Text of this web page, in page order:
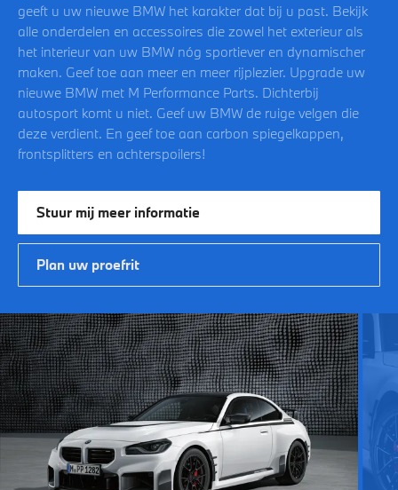
geeft u uw nieuwe BMW het karakter dat bij u past. Bekijk
alle onderdelen en accessoires die zowel het exterieur als
het interieur van uw BMW nóg sportiever en dynamischer
maken. Geef toe aan meer en meer rijplezier. Upgrade uw
nieuwe BMW met M Performance Parts. Dichterbij
autosport komt u niet. Geef uw BMW de ruige velgen die
deze verdient. En geef toe aan carbon spiegelkappen,
frontsplitters en achterspoilers!
Stuur mij meer informatie
Plan uw proefrit